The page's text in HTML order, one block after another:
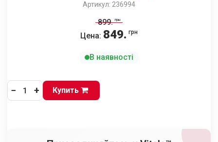
Артикул: 236994
899. грн
Цена: 849. грн
В наявності
− + Купить